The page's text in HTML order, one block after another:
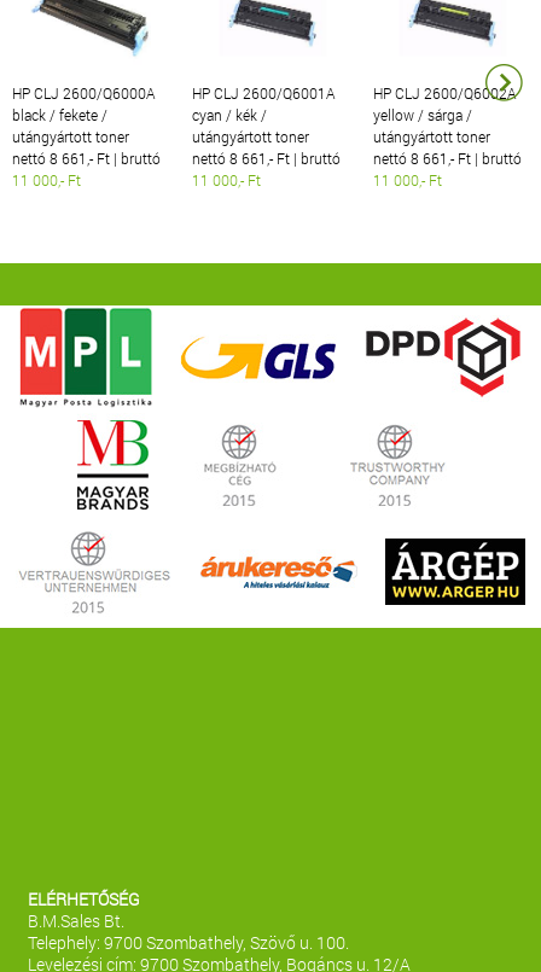
HP CLJ 2600/Q6000A
black / fekete /
utángyártott toner
nettó 8 661,- Ft | bruttó
11 000,- Ft
HP CLJ 2600/Q6001A
cyan / kék /
utángyártott toner
nettó 8 661,- Ft | bruttó
11 000,- Ft
HP CLJ 2600/Q6002A
yellow / sárga /
utángyártott toner
nettó 8 661,- Ft | bruttó
11 000,- Ft
ELÉRHETŐSÉG
B.M.Sales Bt.
Telephely: 9700 Szombathely, Szövő u. 100.
Levelezési cím: 9700 Szombathely, Bogáncs u. 12/A